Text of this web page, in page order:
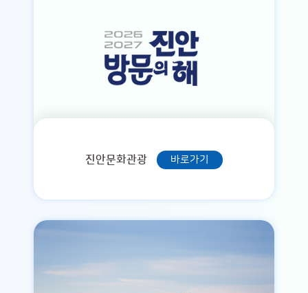
진안문화관광 바로가기